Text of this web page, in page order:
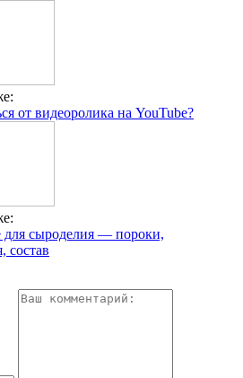
от видеоролика на YouTube?
для сыроделия — пороки,
состав